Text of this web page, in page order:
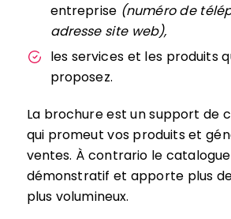
entreprise (numéro de
adresse site web),
les services et les produits
proposez.
La brochure est un support de
qui promeut vos produits et
ventes. À contrario le
démonstratif et apporte plus
plus volumineux.